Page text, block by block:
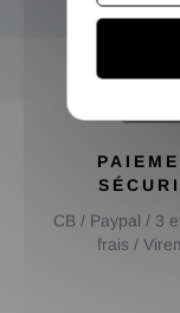
CB / Paypal / 3
frais /